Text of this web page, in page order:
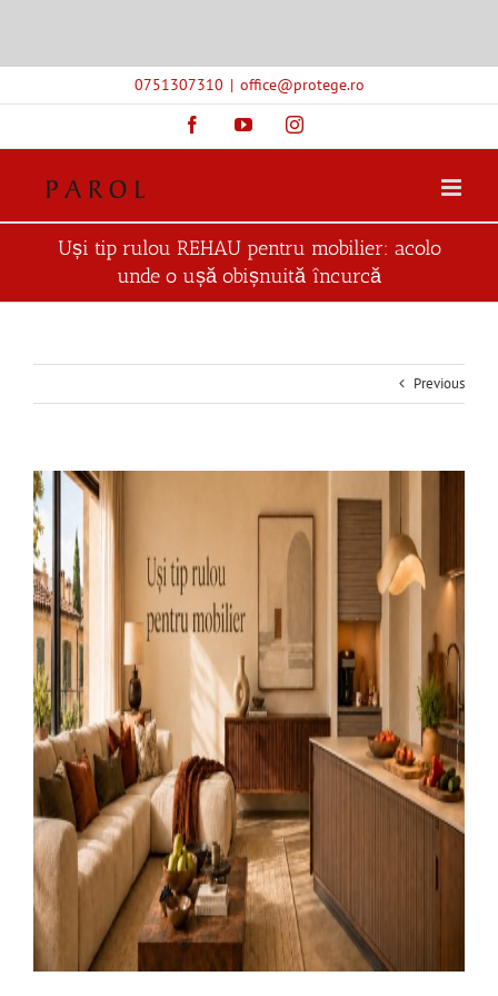
0751307310 | office@protege.ro
FacebookYouTubeInstagram
Uși tip rulou REHAU pentru mobilier: acolo
unde o ușă obișnuită încurcă
Previous
View
Larger
Image